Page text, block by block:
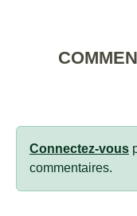
Connectez-vous
commentaires.